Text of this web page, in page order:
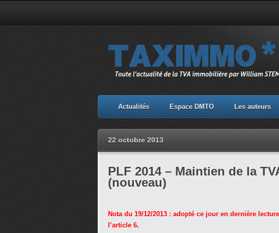
Actualités Espace DMTO Les auteurs
22 octobre 2013
PLF 2014 – Maintien de la
(nouveau)
Nota du 19/12/2013 : adopté ce jour en dernière
l’article 6.